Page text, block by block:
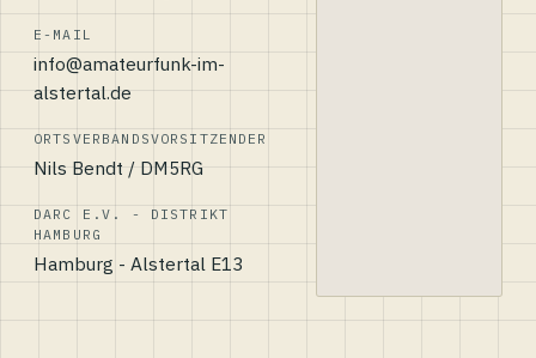
E-MAIL
info@amateurfunk-im-
alstertal.de
ORTSVERBANDSVORSITZENDER
Nils Bendt / DM5RG
DARC E.V. - DISTRIKT
HAMBURG
Hamburg - Alstertal E13